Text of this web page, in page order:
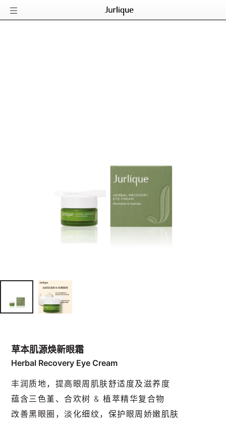
草本肌源焕新眼霜
Herbal Recovery Eye Cream
丰润质地，提高眼周肌肤舒适度及滋养度
蕴含三色堇、合欢树 & 植萃精华复合物
改善黑眼圈，淡化细纹，保护眼周娇嫩肌肤